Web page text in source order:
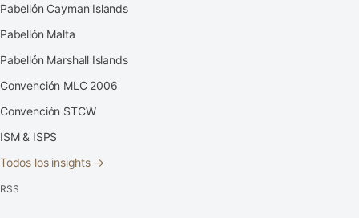
Pabellón Cayman Islands
Pabellón Malta
Pabellón Marshall Islands
Convención MLC 2006
Convención STCW
ISM & ISPS
Todos los insights →
RSS